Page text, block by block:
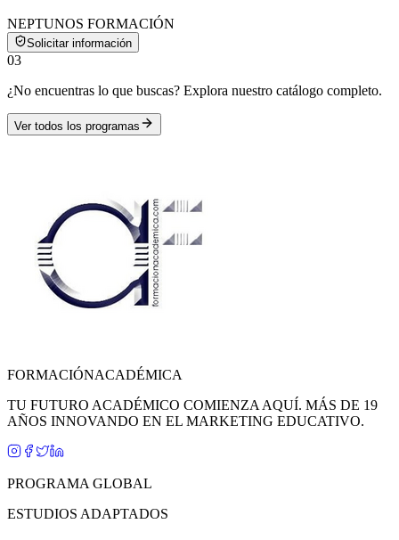
NEPTUNOS FORMACIÓN
Solicitar información
03
¿No encuentras lo que buscas? Explora nuestro catálogo completo.
Ver todos los programas
FORMACIÓNACADÉMICA
TU FUTURO ACADÉMICO COMIENZA AQUÍ. MÁS DE 19
AÑOS INNOVANDO EN EL MARKETING EDUCATIVO.
PROGRAMA GLOBAL
ESTUDIOS ADAPTADOS